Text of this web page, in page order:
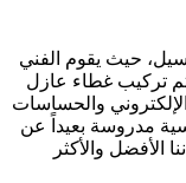
حيث يقوم الفني
ثم تركيب غطاء عازل
والحساسات
مدروسة بعيداً عن
الأفضل والأكثر